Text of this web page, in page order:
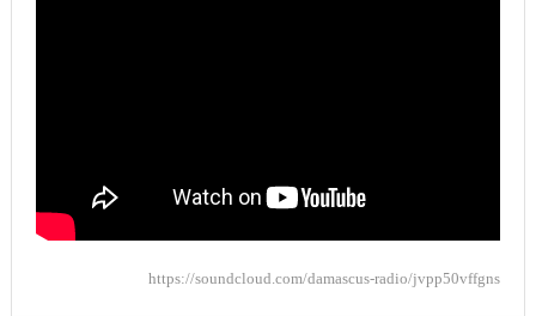
https://soundcloud.com/damascus-radio/jvpp50vffgns